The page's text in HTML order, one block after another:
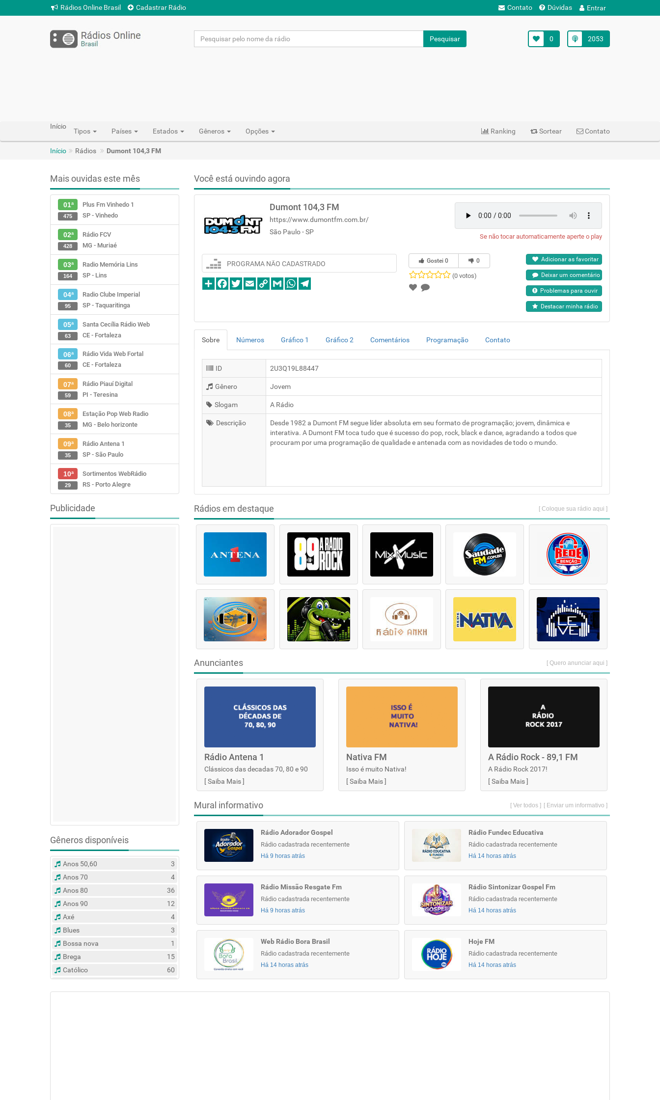
Rádios Online Brasil Cadastrar Rádio Contato Dúvidas Entrar
Pesquisar 2053
0
Início
Tipos Países Estados Gêneros Opções Ranking Sortear Contato
Início Rádios Dumont 104,3 FM
Mais ouvidas este mês
01ª
Plus Fm Vinhedo 1
SP - Vinhedo
475
02ª
Rádio FCV
MG - Muriaé
428
03ª
Radio Memória Lins
SP - Lins
164
04ª
Radio Clube Imperial
SP - Taquaritinga
95
05ª
Santa Cecília Rádio Web
CE - Fortaleza
63
06ª
Rádio Vida Web Fortal
CE - Fortaleza
60
07ª
Rádio Piauí Digital
PI - Teresina
59
08ª
Estação Pop Web Radio
MG - Belo horizonte
35
09ª
Rádio Antena 1
SP - São Paulo
35
10ª
Sortimentos WebRádio
RS - Porto Alegre
29
Publicidade
Gêneros disponíveis
Anos 50,60
3
Anos 70
4
Anos 80
36
Anos 90
12
Axé
4
Blues
3
Bossa nova
1
Brega
15
Católico
60
Você está ouvindo agora
Dumont 104,3 FM
https://www.dumontfm.com.br/
São Paulo - SP
Se não tocar automaticamente aperte o play
PROGRAMA NÃO CADASTRADO Gostei0 0
(0 votos)
Adicionar as favoritar
Deixar um comentário
Problemas para ouvir
Destacar minha rádio
Sobre Números Gráfico 1 Gráfico 2 Comentários Programação Contato
ID 2U3Q19L88447
Gênero Jovem
Slogam A Rádio
Descrição
Desde 1982 a Dumont FM segue líder absoluta em seu formato de programação; jovem, dinâmica e
interativa. A Dumont FM toca tudo que é sucesso do pop, rock, black e dance, agradando a todos que
procuram por uma programação de qualidade e antenada com as novidades de todo o mundo.
Rádios em destaque [ Coloque sua rádio aqui ]
Anunciantes [ Quero anunciar aqui ]
Rádio Antena 1
Clássicos das decadas 70, 80 e 90
[Saiba Mais]
Nativa FM
Isso é muito Nativa!
[Saiba Mais]
A Rádio Rock - 89,1 FM
A Rádio Rock 2017!
[Saiba Mais]
Mural informativo [ Enviar um informativo ]
[ Ver todos ]
Rádio Adorador Gospel
Rádio cadastrada recentemente
Há 9 horas atrás
Rádio Fundec Educativa
Rádio cadastrada recentemente
Há 14 horas atrás
Rádio Missão Resgate Fm
Rádio cadastrada recentemente
Há 9 horas atrás
Rádio Sintonizar Gospel Fm
Rádio cadastrada recentemente
Há 14 horas atrás
Web Rádio Bora Brasil
Rádio cadastrada recentemente
Há 14 horas atrás
Hoje FM
Rádio cadastrada recentemente
Há 14 horas atrás